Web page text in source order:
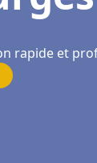
rapide et